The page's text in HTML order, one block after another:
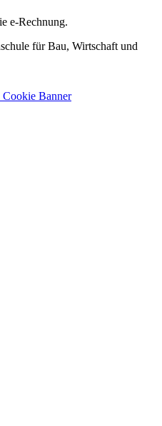
e-Rechnung.
für Bau, Wirtschaft und
Banner